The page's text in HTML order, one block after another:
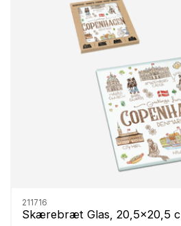
211716
Skærebræt Glas, 20,5x20,5